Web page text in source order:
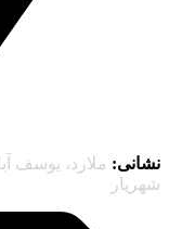
نشانی: ملارد، یوسف
شهریار